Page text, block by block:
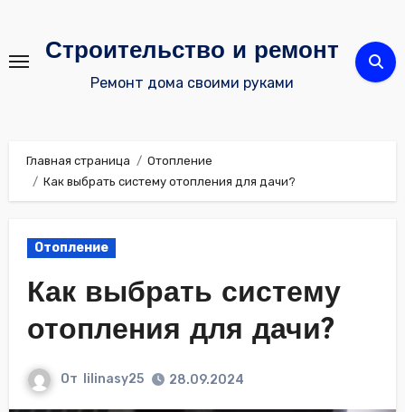
содержимому
Строительство и ремонт
Ремонт дома своими руками
Главная страница
Отопление
Как выбрать систему отопления для дачи?
Отопление
Как выбрать систему
отопления для дачи?
От lilinasy25 28.09.2024